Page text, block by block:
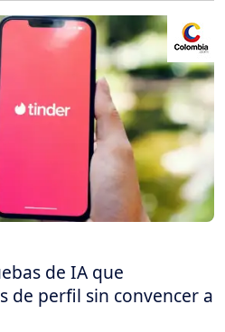
de IA que
de perfil sin convencer a